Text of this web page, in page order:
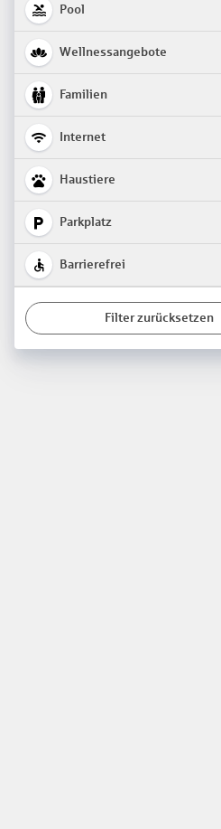
Pool
Wellnessangebote
Familien
Internet
Haustiere
Parkplatz
Barrierefrei
Filter zurücksetzen